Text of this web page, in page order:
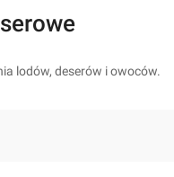
lodów, deserów i owoców.